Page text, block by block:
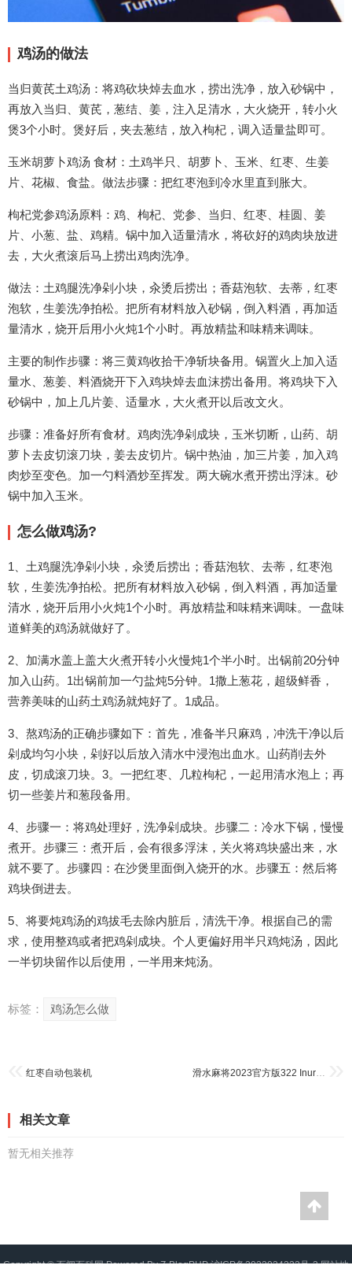
鸡汤的做法
当归黄芪土鸡汤：将鸡砍块焯去血水，捞出洗净，放入砂锅中，
再放入当归、黄芪，葱结、姜，注入足清水，大火烧开，转小火
煲3个小时。煲好后，夹去葱结，放入枸杞，调入适量盐即可。
玉米胡萝卜鸡汤 食材：土鸡半只、胡萝卜、玉米、红枣、生姜
片、花椒、食盐。做法步骤：把红枣泡到冷水里直到胀大。
枸杞党参鸡汤原料：鸡、枸杞、党参、当归、红枣、桂圆、姜
片、小葱、盐、鸡精。锅中加入适量清水，将砍好的鸡肉块放进
去，大火煮滚后马上捞出鸡肉洗净。
做法：土鸡腿洗净剁小块，汆烫后捞出；香菇泡软、去蒂，红枣
泡软，生姜洗净拍松。把所有材料放入砂锅，倒入料酒，再加适
量清水，烧开后用小火炖1个小时。再放精盐和味精来调味。
主要的制作步骤：将三黄鸡收拾干净斩块备用。锅置火上加入适
量水、葱姜、料酒烧开下入鸡块焯去血沫捞出备用。将鸡块下入
砂锅中，加上几片姜、适量水，大火煮开以后改文火。
步骤：准备好所有食材。鸡肉洗净剁成块，玉米切断，山药、胡
萝卜去皮切滚刀块，姜去皮切片。锅中热油，加三片姜，加入鸡
肉炒至变色。加一勺料酒炒至挥发。两大碗水煮开捞出浮沫。砂
锅中加入玉米。
怎么做鸡汤?
1、土鸡腿洗净剁小块，汆烫后捞出；香菇泡软、去蒂，红枣泡
软，生姜洗净拍松。把所有材料放入砂锅，倒入料酒，再加适量
清水，烧开后用小火炖1个小时。再放精盐和味精来调味。一盘味
道鲜美的鸡汤就做好了。
2、加满水盖上盖大火煮开转小火慢炖1个半小时。出锅前20分钟
加入山药。1出锅前加一勺盐炖5分钟。1撒上葱花，超级鲜香，
营养美味的山药土鸡汤就炖好了。1成品。
3、熬鸡汤的正确步骤如下：首先，准备半只麻鸡，冲洗干净以后
剁成均匀小块，剁好以后放入清水中浸泡出血水。山药削去外
皮，切成滚刀块。3。一把红枣、几粒枸杞，一起用清水泡上；再
切一些姜片和葱段备用。
4、步骤一：将鸡处理好，洗净剁成块。步骤二：冷水下锅，慢慢
煮开。步骤三：煮开后，会有很多浮沫，关火将鸡块盛出来，水
就不要了。步骤四：在沙煲里面倒入烧开的水。步骤五：然后将
鸡块倒进去。
5、将要炖鸡汤的鸡拔毛去除内脏后，清洗干净。根据自己的需
求，使用整鸡或者把鸡剁成块。个人更偏好用半只鸡炖汤，因此
一半切块留作以后使用，一半用来炖汤。
标签： 鸡汤怎么做
红枣自动包装机 滑水麻将2023官方版322 Inurlfayunsi
相关文章
暂无相关推荐